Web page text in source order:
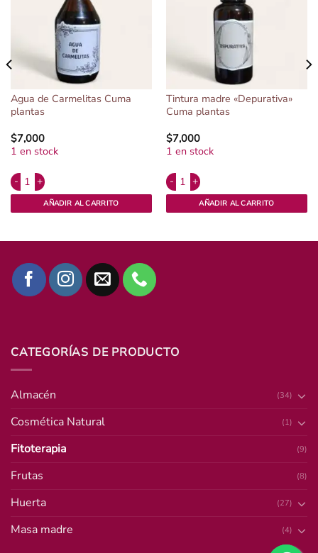
Agua de Carmelitas Cuma
plantas
$7,000
1 en stock
Agua de Carmelitas Cuma plantas cantidad
AÑADIR AL CARRITO
Tintura madre «Depurativa»
Cuma plantas
$7,000
1 en stock
Tintura madre "Depurativa" Cuma
AÑADIR AL CARRITO
plantas cantidad
CATEGORÍAS DE PRODUCTO
Almacén (34)
Cosmética Natural (1)
Fitoterapia (9)
Frutas (8)
Huerta (27)
Masa madre (4)